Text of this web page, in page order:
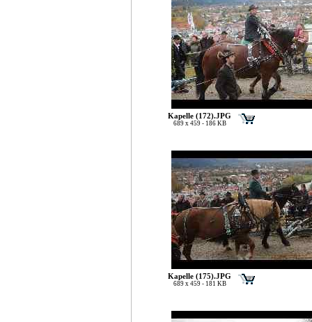
Kapelle (172).JPG
689 x 459 - 186 KB
Kapelle (175).JPG
689 x 459 - 181 KB